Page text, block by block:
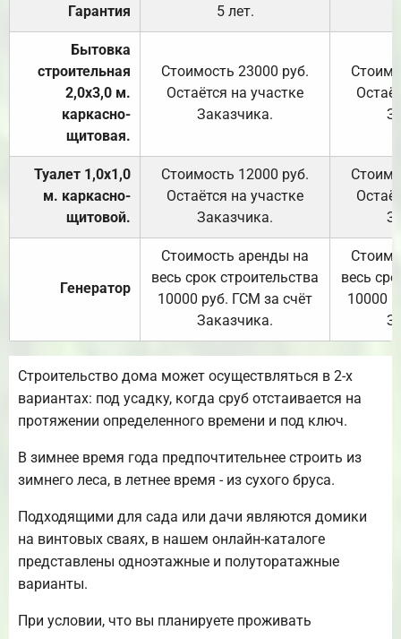
Гарантия 5 лет.
Бытовка
строительная
2,0х3,0 м.
каркасно-
щитовая.
Стоимость 23000 руб.
Остаётся на участке
Заказчика.
Туалет 1,0х1,0
м. каркасно-
щитовой.
Стоимость 12000 руб.
Остаётся на участке
Заказчика.
Генератор
Стоимость аренды на
весь срок строительства
10000 руб. ГСМ за счёт
Заказчика.
весь
10000
Строительство дома может осуществляться в 2-х
вариантах: под усадку, когда сруб отстаивается на
протяжении определенного времени и под ключ.
В зимнее время года предпочтительнее строить из
зимнего леса, в летнее время - из сухого бруса.
Подходящими для сада или дачи являются домики
на винтовых сваях, в нашем онлайн-каталоге
представлены одноэтажные и полуторатажные
варианты.
При условии, что вы планируете проживать